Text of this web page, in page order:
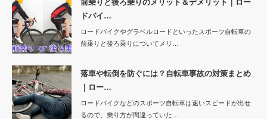
前乗りと後ろ乗りのメリット＆デメリット｜ロー
ドバイ…
ロードバイクやグラベルロードといったスポーツ自転車の
前乗りと後ろ乗りについてメリ…
落車や転倒を防ぐには？自転車事故の対策まとめ
｜ロー…
ロードバイクなどのスポーツ自転車は速いスピードが出せ
るので、乗り方が間違っていた…